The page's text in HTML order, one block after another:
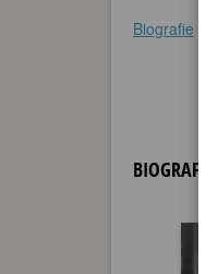
Biografie
BIOGRAFIE